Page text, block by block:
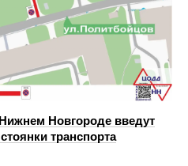
Новгороде введут
транспорта